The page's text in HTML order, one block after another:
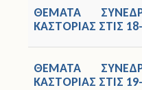
ΘΕΜΑΤΑ
ΚΑΣΤΟΡΙΑΣ ΣΤΙΣ
ΘΕΜΑΤΑ
ΚΑΣΤΟΡΙΑΣ ΣΤΙΣ